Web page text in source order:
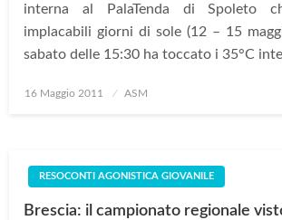
interna al PalaTenda di Spoleto
implacabili giorni di sole (12 – 15
sabato delle 15:30 ha toccato i 35°C
Posted
16 Maggio 2011 ASM
RESOCONTI AGONISTICA GIOVANILE
Brescia: il campionato regionale